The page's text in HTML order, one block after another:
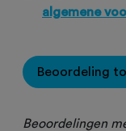
algemene
Beoordeling
Beoordelingen